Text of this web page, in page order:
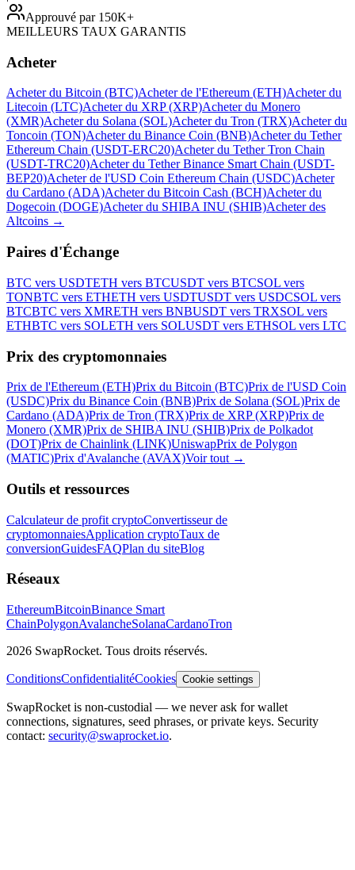
Approuvé par 150K+
MEILLEURS TAUX GARANTIS
Acheter
Acheter du Bitcoin (BTC)Acheter de l'Ethereum (ETH)Acheter du
Litecoin (LTC)Acheter du XRP (XRP)Acheter du Monero
(XMR)Acheter du Solana (SOL)Acheter du Tron (TRX)Acheter du
Toncoin (TON)Acheter du Binance Coin (BNB)Acheter du Tether
Ethereum Chain (USDT-ERC20)Acheter du Tether Tron Chain
(USDT-TRC20)Acheter du Tether Binance Smart Chain (USDT-
BEP20)Acheter de l'USD Coin Ethereum Chain (USDC)Acheter
du Cardano (ADA)Acheter du Bitcoin Cash (BCH)Acheter du
Dogecoin (DOGE)Acheter du SHIBA INU (SHIB)Acheter des
Altcoins →
Paires d'Échange
BTC vers USDTETH vers BTCUSDT vers BTCSOL vers
TONBTC vers ETHETH vers USDTUSDT vers USDCSOL vers
BTCBTC vers XMRETH vers BNBUSDT vers TRXSOL vers
ETHBTC vers SOLETH vers SOLUSDT vers ETHSOL vers LTC
Prix des cryptomonnaies
Prix de l'Ethereum (ETH)Prix du Bitcoin (BTC)Prix de l'USD Coin
(USDC)Prix du Binance Coin (BNB)Prix de Solana (SOL)Prix de
Cardano (ADA)Prix de Tron (TRX)Prix de XRP (XRP)Prix de
Monero (XMR)Prix de SHIBA INU (SHIB)Prix de Polkadot
(DOT)Prix de Chainlink (LINK)UniswapPrix de Polygon
(MATIC)Prix d'Avalanche (AVAX)Voir tout →
Outils et ressources
Calculateur de profit cryptoConvertisseur de
cryptomonnaiesApplication cryptoTaux de
conversionGuidesFAQPlan du siteBlog
Réseaux
EthereumBitcoinBinance Smart
ChainPolygonAvalancheSolanaCardanoTron
2026 SwapRocket. Tous droits réservés.
ConditionsConfidentialitéCookies Cookie settings
SwapRocket is non-custodial — we never ask for wallet
connections, signatures, seed phrases, or private keys. Security
contact: security@swaprocket.io.